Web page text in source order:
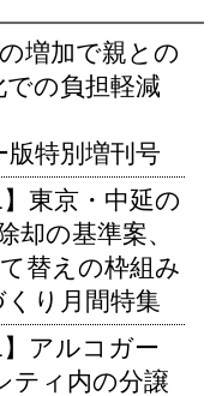
増加で親との
での負担軽減
版特別増刊号
東京・中延の
却の基準案、
替えの枠組み
くり月間特集
アルコガー
ティ内の分譲